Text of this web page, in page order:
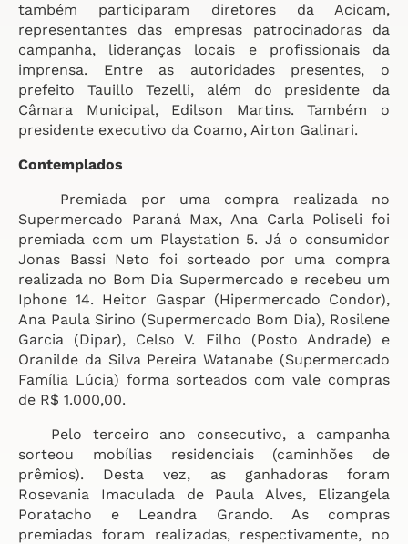
também participaram diretores da Acicam,
representantes das empresas patrocinadoras da
campanha, lideranças locais e profissionais da
imprensa. Entre as autoridades presentes, o
prefeito Tauillo Tezelli, além do presidente da
Câmara Municipal, Edilson Martins. Também o
presidente executivo da Coamo, Airton Galinari.
Contemplados
Premiada por uma compra realizada no
Supermercado Paraná Max, Ana Carla Poliseli foi
premiada com um Playstation 5. Já o consumidor
Jonas Bassi Neto foi sorteado por uma compra
realizada no Bom Dia Supermercado e recebeu um
Iphone 14. Heitor Gaspar (Hipermercado Condor),
Ana Paula Sirino (Supermercado Bom Dia), Rosilene
Garcia (Dipar), Celso V. Filho (Posto Andrade) e
Oranilde da Silva Pereira Watanabe (Supermercado
Família Lúcia) forma sorteados com vale compras
de R$ 1.000,00.
Pelo terceiro ano consecutivo, a campanha
sorteou mobílias residenciais (caminhões de
prêmios). Desta vez, as ganhadoras foram
Rosevania Imaculada de Paula Alves, Elizangela
Poratacho e Leandra Grando. As compras
premiadas foram realizadas, respectivamente, no